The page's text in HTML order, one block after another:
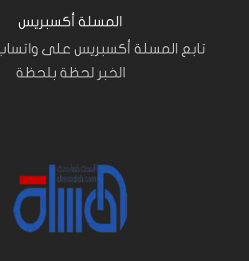
المسلة أكسبريس
تابع المسلة أكسبريس على واتساب
الخبر لحظة بلحظة